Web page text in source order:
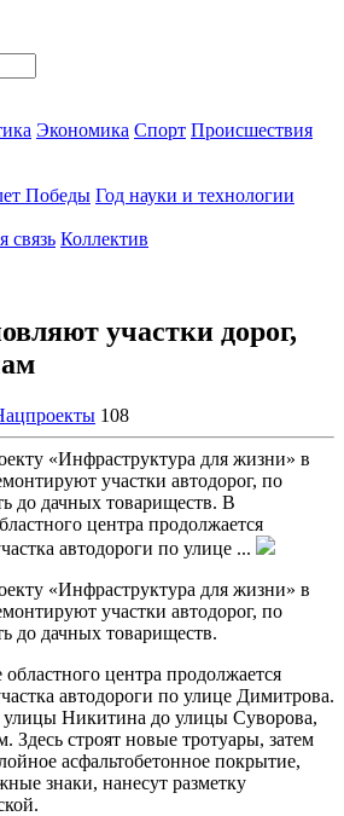
Экономика Спорт Происшествия
Победы Год науки и технологии
связь Коллектив
участки дорог,
108
«Инфраструктура для жизни» в
участки автодорог, по
до дачных товариществ. В
центра продолжается
автодороги по улице ...
«Инфраструктура для жизни» в
участки автодорог, по
до дачных товариществ.
центра продолжается
автодороги по улице Димитрова.
улицы Никитина до улицы Суворова,
Здесь строят новые тротуары, затем
асфальтобетонное покрытие,
знаки, нанесут разметку